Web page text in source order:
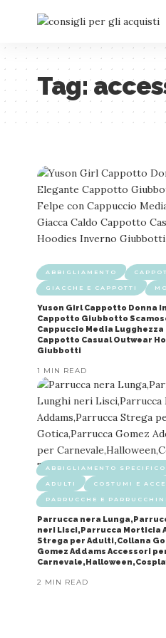
Tag:
ABBIGLIAMENTO
GIACCHE E CAPPOTTI
Yuson Girl Cappotto Donna
Cappotto Giubbotto
Cappuccio Media Lugghezza
Cappotto Casual Outwear
Giubbotti
1 MIN READ
ABBIGLIAMENTO SPECIFICO
ADULTI COSTUMI E
PARRUCCHE E PARRUCCHINI
Parrucca nera
neri Lisci,Parrucca Morticia
Strega per Adulti,Collana
Gomez Addams Accessori
2 MIN READ